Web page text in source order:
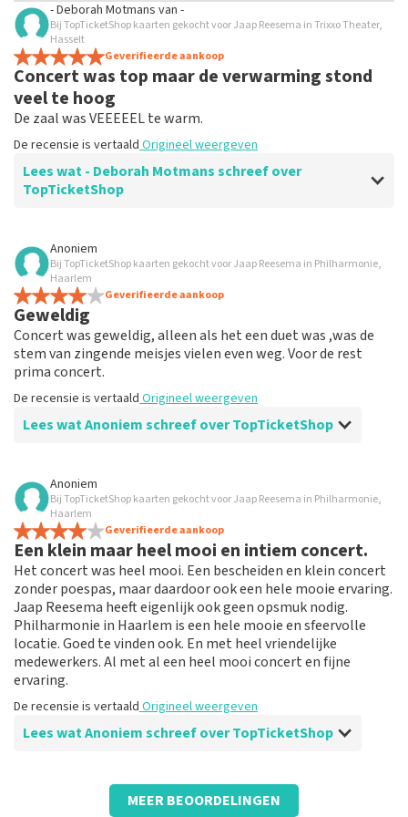
- Deborah Motmans van -
Bij TopTicketShop kaarten gekocht voor Jaap Reesema in Trixxo Theater,
Hasselt
Geverifieerde aankoop
Concert was top maar de verwarming stond
veel te hoog
De zaal was VEEEEEL te warm.
De recensie is vertaald Origineel weergeven
Lees wat - Deborah Motmans schreef over
TopTicketShop
Beoordeling van - Deborah Motmans over
Top
De recensie is vertaaldOrigineel weergeven
Anoniem
Bij TopTicketShop kaarten gekocht voor Jaap Reesema in Philharmonie,
Haarlem
Geverifieerde aankoop
Geweldig
Concert was geweldig, alleen als het een duet was ,was de
stem van zingende meisjes vielen even weg. Voor de rest
prima concert.
De recensie is vertaald Origineel weergeven
Lees wat Anoniem schreef over TopTicketShop
Beoordeling van Anoniem over
Goed
Goed
De recensie is vertaald Origineel weergeven
Anoniem
Bij TopTicketShop kaarten gekocht voor Jaap Reesema in Philharmonie,
Haarlem
Geverifieerde aankoop
Een klein maar heel mooi en intiem concert.
Het concert was heel mooi. Een bescheiden en klein concert
zonder poespas, maar daardoor ook een hele mooie ervaring.
Jaap Reesema heeft eigenlijk ook geen opsmuk nodig.
Philharmonie in Haarlem is een hele mooie en sfeervolle
locatie. Goed te vinden ook. En met heel vriendelijke
medewerkers. Al met al een heel mooi concert en fijne
ervaring.
De recensie is vertaald Origineel weergeven
Lees wat Anoniem schreef over TopTicketShop
Beoordeling van Anoniem overTopTicketShop
MEER BEOORDELINGEN